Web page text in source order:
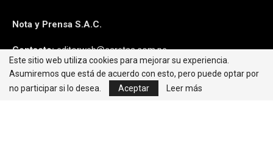
Nota y Prensa S.A.C.
Contacto:editorweb@caretas.com.pe
Síguenos:
Este sitio web utiliza cookies para mejorar su experiencia.
Asumiremos que está de acuerdo con esto, pero puede optar por
no participar si lo desea.
Aceptar Leer más